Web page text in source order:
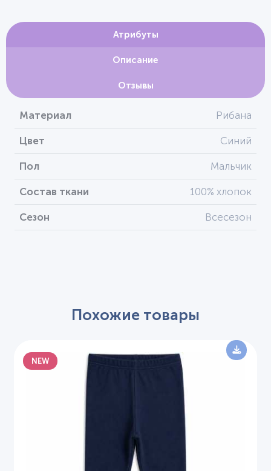
Атрибуты
Описание
Отзывы
Материал Рибана
Цвет Синий
Пол Мальчик
Состав ткани 100% хлопок
Сезон Всесезон
Похожие товары
NEW